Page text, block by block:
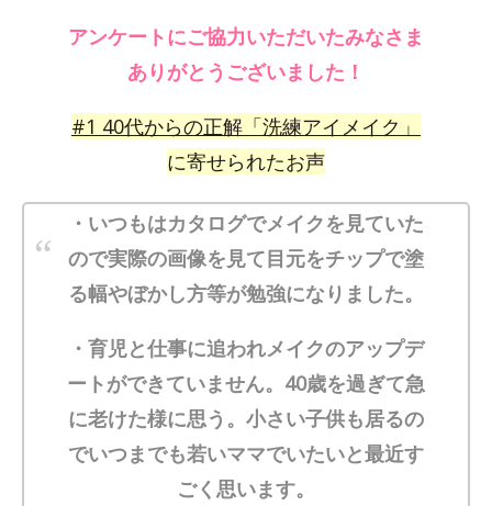
アンケートにご協力いただいたみなさま
ありがとうございました！
#1 40代からの正解「洗練アイメイク」
に寄せられたお声
・いつもはカタログでメイクを見ていた
ので実際の画像を見て目元をチップで塗
る幅やぼかし方等が勉強になりました。
・育児と仕事に追われメイクのアップデ
ートができていません。40歳を過ぎて急
に老けた様に思う。小さい子供も居るの
でいつまでも若いママでいたいと最近す
ごく思います。